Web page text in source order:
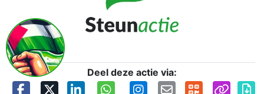
Deel deze actie via: